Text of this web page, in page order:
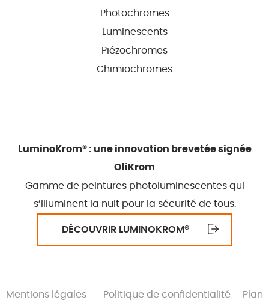
Photochromes
Luminescents
Piézochromes
Chimiochromes
LuminoKrom® : une innovation brevetée signée
OliKrom
Gamme de peintures photoluminescentes qui
s’illuminent la nuit pour la sécurité de tous.
DÉCOUVRIR LUMINOKROM®
Mentions légales Politique de confidentialité Plan